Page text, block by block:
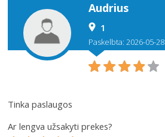
Audrius
1
Paskelbta: 2026-05-28
Tinka paslaugos
Ar lengva užsakyti prekes?